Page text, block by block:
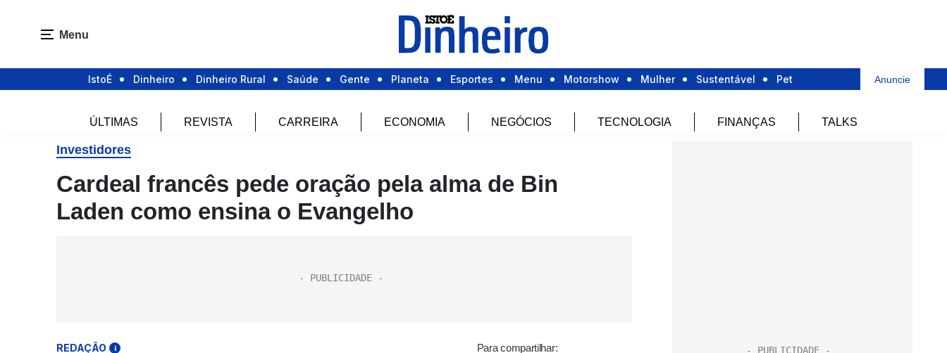
Menu
IstoÉ Dinheiro Dinheiro Rural Saúde Gente Planeta Esportes Menu Motorshow Mulher Sustentável Pet Anuncie
ÚLTIMAS REVISTA CARREIRA ECONOMIA NEGÓCIOS TECNOLOGIA FINANÇAS TALKS
Investidores
Cardeal francês pede oração pela alma de Bin
Laden como ensina o Evangelho
REDAÇÃO i Para compartilhar: